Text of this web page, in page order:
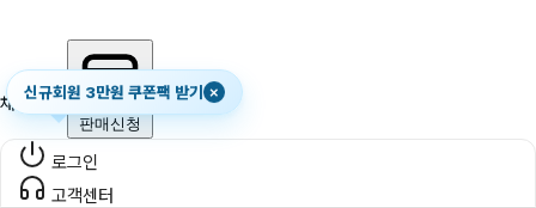
채팅하기
판매신청
로그인
신규회원 3만원 쿠폰팩 받기 ×
고객센터